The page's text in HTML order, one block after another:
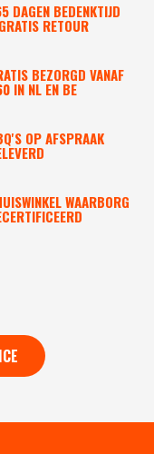
DAGEN BEDENKTIJD
RETOUR
BEZORGD VANAF
IN NL EN BE
OP AFSPRAAK
WAARBORG